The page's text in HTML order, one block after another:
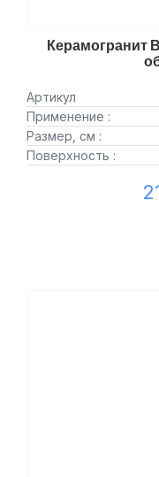
Керамогранит
Артикул
Применение :
Размер, см :
Поверхность :